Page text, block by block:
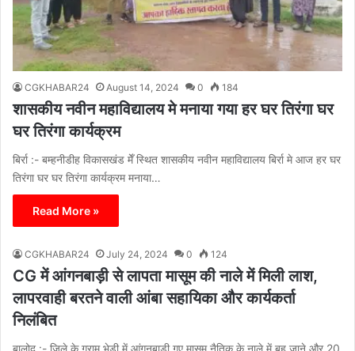
CGKHABAR24 August 14, 2024 0 184
शासकीय नवीन महाविद्यालय मे मनाया गया हर घर तिरंगा घर
घर तिरंगा कार्यक्रम
बिर्रा :- बम्हनीडीह विकासखंड मेँ स्थित शासकीय नवीन महाविद्यालय बिर्रा मे आज हर घर
तिरंगा घर घर तिरंगा कार्यक्रम मनाया…
Read More »
CGKHABAR24 July 24, 2024 0 124
CG में आंगनबाड़ी से लापता मासूम की नाले में मिली लाश,
लापरवाही बरतने वाली आंबा सहायिका और कार्यकर्ता
निलंबित
बालोद :- जिले के ग्राम भेड़ी में आंगनबाड़ी गए मासूम नैतिक के नाले में बह जाने और 20